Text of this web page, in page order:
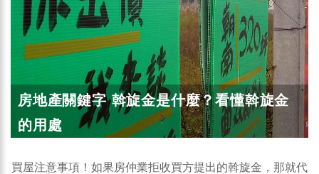
房地產關鍵字 斡旋金是什麼？看懂斡旋金
的用處
買屋注意事項！如果房仲業拒收買方提出的斡旋金，那就代